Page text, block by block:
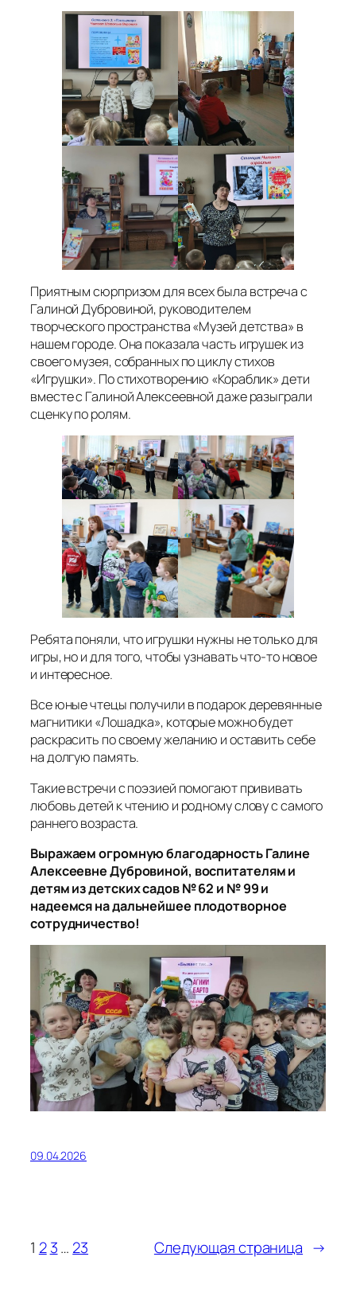
Приятным сюрпризом для всех была встреча с
Галиной Дубровиной, руководителем
творческого пространства «Музей детства» в
нашем городе. Она показала часть игрушек из
своего музея, собранных по циклу стихов
«Игрушки». По стихотворению «Кораблик» дети
вместе с Галиной Алексеевной даже разыграли
сценку по ролям.
Ребята поняли, что игрушки нужны не только для
игры, но и для того, чтобы узнавать что-то новое
и интересное.
Все юные чтецы получили в подарок деревянные
магнитики «Лошадка», которые можно будет
раскрасить по своему желанию и оставить себе
на долгую память.
Такие встречи с поэзией помогают прививать
любовь детей к чтению и родному слову с самого
раннего возраста.
Выражаем огромную благодарность Галине
Алексеевне Дубровиной, воспитателям и
детям из детских садов № 62 и № 99 и
надеемся на дальнейшее плодотворное
сотрудничество!
09.04.2026
1 2 3… 23 Следующая страница →